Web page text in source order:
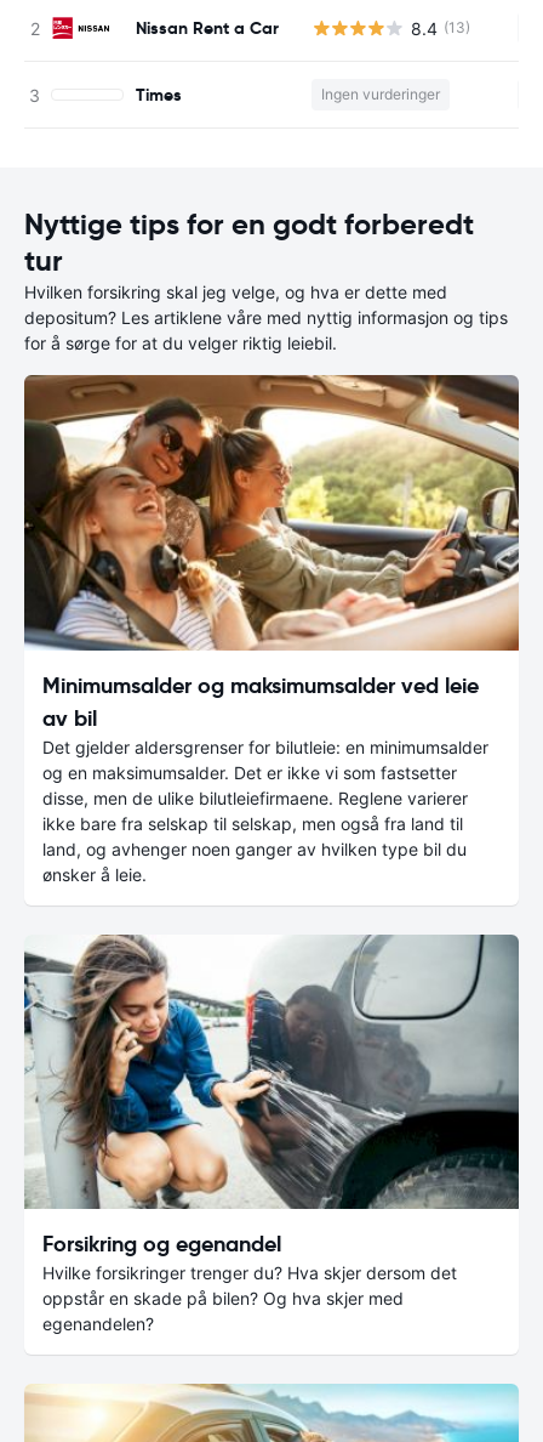
Nissan Rent a Car 8.4 (13)
Times Ingen vurderinger
Nyttige tips for en godt forberedt
tur
Hvilken forsikring skal jeg velge, og hva er dette med
depositum? Les artiklene våre med nyttig informasjon og tips
for å sørge for at du velger riktig leiebil.
Minimumsalder og maksimumsalder ved leie
av bil
Det gjelder aldersgrenser for bilutleie: en minimumsalder
og en maksimumsalder. Det er ikke vi som fastsetter
disse, men de ulike bilutleiefirmaene. Reglene varierer
ikke bare fra selskap til selskap, men også fra land til
land, og avhenger noen ganger av hvilken type bil du
ønsker å leie.
Forsikring og egenandel
Hvilke forsikringer trenger du? Hva skjer dersom det
oppstår en skade på bilen? Og hva skjer med
egenandelen?